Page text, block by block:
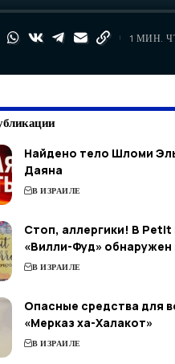
1 МИН.
Найдено тело Шломи
Даяна
В ИЗРАИЛЕ
Стоп, аллергики! В Petit
«Вилли-Фуд» обнаружен
В ИЗРАИЛЕ
Опасные средства для
«Мерказ ха-Халакот»
В ИЗРАИЛЕ